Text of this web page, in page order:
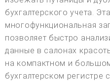
бухгалтерского учета.
многофункциональная
позволяет быстро
данные в салонах
на компактном и
бухгалтерском